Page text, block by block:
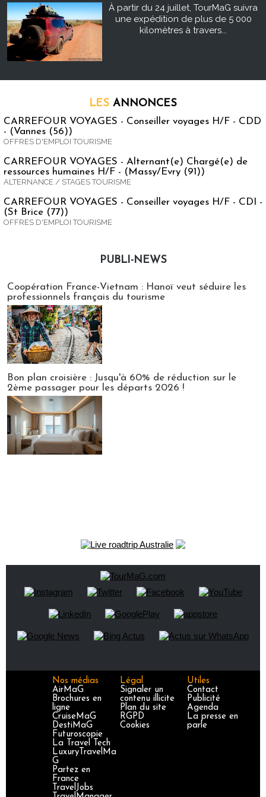
À partir du 24 juillet, TourMaG suivra
une expédition de plus de 5 000
kilomètres à travers...
LES ANNONCES
CARREFOUR VOYAGES - Conseiller voyages H/F - CDD
- (Vannes (56))
OFFRES D'EMPLOI TOURISME
CARREFOUR VOYAGES - Alternant(e) Chargé(e) de
ressources humaines H/F - (Massy/Evry (91))
ALTERNANCE / STAGES TOURISME
CARREFOUR VOYAGES - Conseiller voyages H/F - CDI -
(St Brice (77))
OFFRES D'EMPLOI TOURISME
PUBLI-NEWS
Coopération France-Vietnam : Hanoï veut séduire les
professionnels français du tourisme
Bon plan croisière : Jusqu'à 60% de réduction sur le
2ème passager pour les départs 2026 !
Nos médias
AirMaG
Brochures en
ligne
CruiseMaG
DestiMaG
Futuroscopie
La Travel Tech
LuxuryTravelMa
G
Partez en
France
TravelJobs
Légal
Signaler un
contenu illicite
Plan du site
RGPD
Cookies
Utiles
Contact
Publicité
Agenda
La presse en
parle